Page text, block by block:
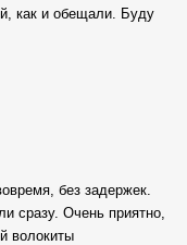
как и обещали. Буду
без задержек.
сразу. Очень приятно,
волокиты